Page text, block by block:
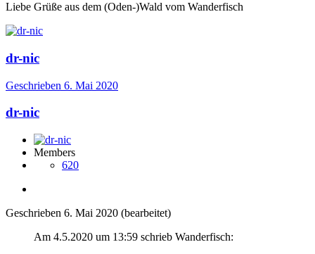
Liebe Grüße aus dem (Oden-)Wald vom Wanderfisch
dr-nic
Geschrieben 6. Mai 2020
dr-nic
Members
620
Geschrieben 6. Mai 2020 (bearbeitet)
Am 4.5.2020 um 13:59 schrieb Wanderfisch: